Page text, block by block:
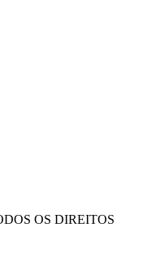
OS DIREITOS